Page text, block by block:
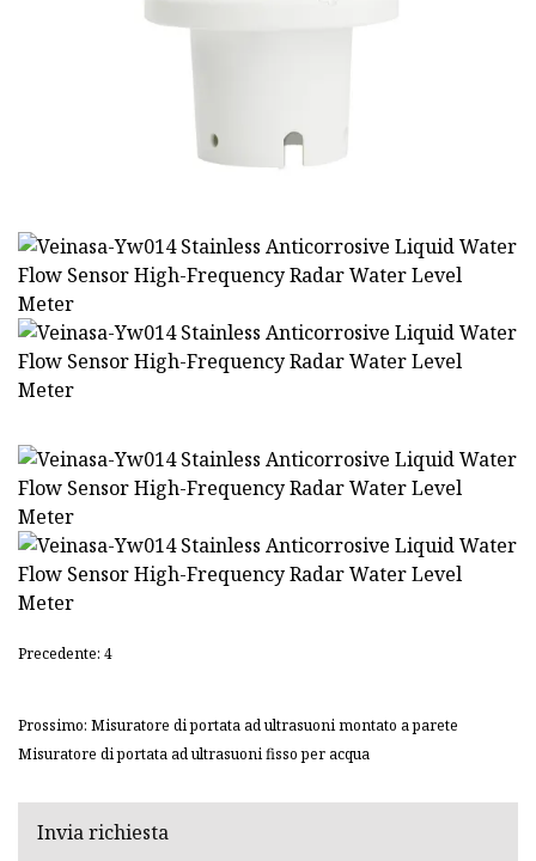
Precedente: 4
Prossimo: Misuratore di portata ad ultrasuoni montato a parete
Misuratore di portata ad ultrasuoni fisso per acqua
Invia richiesta